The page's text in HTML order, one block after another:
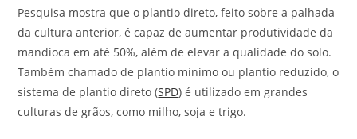
Pesquisa mostra que o plantio direto, feito sobre a palhada
da cultura anterior, é capaz de aumentar produtividade da
mandioca em até 50%, além de elevar a qualidade do solo.
Também chamado de plantio mínimo ou plantio reduzido, o
sistema de plantio direto (SPD) é utilizado em grandes
culturas de grãos, como milho, soja e trigo.